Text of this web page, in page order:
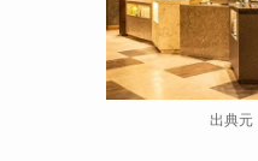
出典元